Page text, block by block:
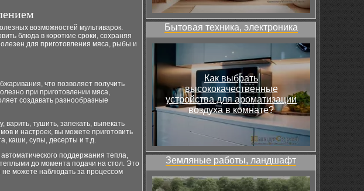
возможностей мультиварок.
блюда в короткие сроки, сохраняя
для приготовления мяса, рыбы и
что позволяет получить
при приготовлении мяса,
создавать разнообразные
варить, тушить, запекать, выпекать
и настроек, вы можете приготовить
каши, супы, десерты и т.д.
поддержания тепла,
до момента подачи на стол. Это
не можете наблюдать за процессом
Бытовая техника, электроника
Как выбрать
высококачественные
устройства для ароматизации
воздуха в комнате?
Земляные работы, ландшафт